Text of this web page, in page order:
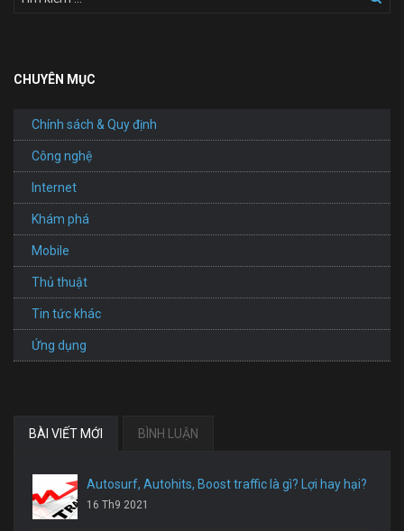
CHUYÊN MỤC
Chính sách & Quy định
Công nghệ
Internet
Khám phá
Mobile
Thủ thuật
Tin tức khác
Ứng dụng
BÀI VIẾT MỚI BÌNH LUẬN
Autosurf, Autohits, Boost traffic là gì? Lợi hay hại?
16 Th9 2021